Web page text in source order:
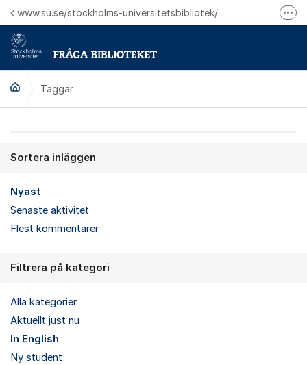
Hoppa till innehåll
www.su.se/stockholms-universitetsbibliotek/
Taggar
Sortera inläggen
Nyast
Senaste aktivitet
Flest kommentarer
Filtrera på kategori
Alla kategorier
Aktuellt just nu
In English
Ny student